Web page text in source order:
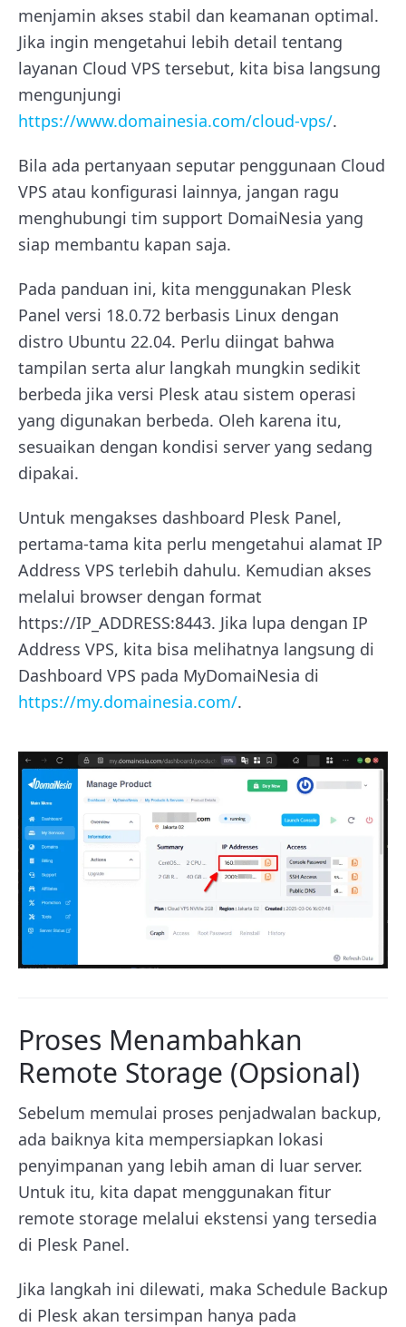
menjamin akses stabil dan keamanan optimal.
Jika ingin mengetahui lebih detail tentang
layanan Cloud VPS tersebut, kita bisa langsung
mengunjungi
https://www.domainesia.com/cloud-vps/.
Bila ada pertanyaan seputar penggunaan Cloud
VPS atau konfigurasi lainnya, jangan ragu
menghubungi tim support DomaiNesia yang
siap membantu kapan saja.
Pada panduan ini, kita menggunakan Plesk
Panel versi 18.0.72 berbasis Linux dengan
distro Ubuntu 22.04. Perlu diingat bahwa
tampilan serta alur langkah mungkin sedikit
berbeda jika versi Plesk atau sistem operasi
yang digunakan berbeda. Oleh karena itu,
sesuaikan dengan kondisi server yang sedang
dipakai.
Untuk mengakses dashboard Plesk Panel,
pertama-tama kita perlu mengetahui alamat IP
Address VPS terlebih dahulu. Kemudian akses
melalui browser dengan format
https://IP_ADDRESS:8443. Jika lupa dengan IP
Address VPS, kita bisa melihatnya langsung di
Dashboard VPS pada MyDomaiNesia di
https://my.domainesia.com/.
Proses Menambahkan
Remote Storage (Opsional)
Sebelum memulai proses penjadwalan backup,
ada baiknya kita mempersiapkan lokasi
penyimpanan yang lebih aman di luar server.
Untuk itu, kita dapat menggunakan fitur
remote storage melalui ekstensi yang tersedia
di Plesk Panel.
Jika langkah ini dilewati, maka Schedule Backup
di Plesk akan tersimpan hanya pada